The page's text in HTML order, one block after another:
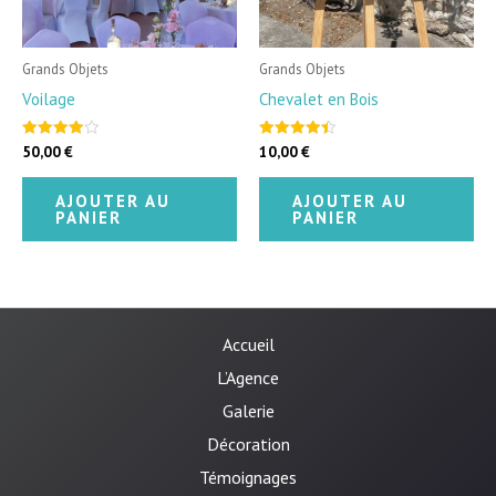
Grands Objets
Voilage
Note
4.00
sur 5
50,00€
AJOUTER AU
PANIER
Grands Objets
Chevalet en Bois
Note
4.50
sur 5
10,00€
AJOUTER AU
PANIER
Accueil
L’Agence
Galerie
Décoration
Témoignages